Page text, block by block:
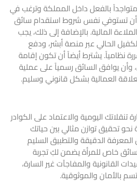
بالفعل داخل المملكة وترغب في
أن تستوفي نفس شروط استقدام سائق
المالية. بالإضافة إلى ذلك، يجب
الحالي عبر منصة أبشر، ودفع
نظامياً. يشترط أيضاً أن تكون إقامة
وأن يوافق السائق رسمياً على عملية
العمالية بشكل قانوني وسليم.
تنقلاتك اليومية والاعتماد على الكوادر
تحقيق توازن مثالي بين حياتك
الدقيقة والتطبيق السليم
خاص للمرأة يضمن لكِ تجربة
القانونية والمفاجآت غير السارة،
بالأمان والموثوقية.